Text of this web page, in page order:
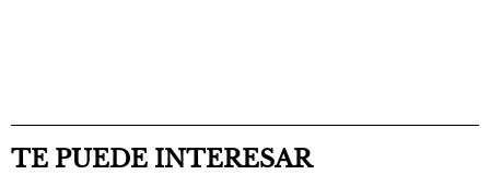
TE PUEDE INTERESAR